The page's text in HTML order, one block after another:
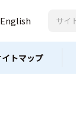
English
トマップ